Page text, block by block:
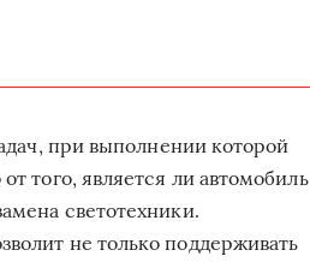
при выполнении которой
того, является ли автомобиль
светотехники.
не только поддерживать